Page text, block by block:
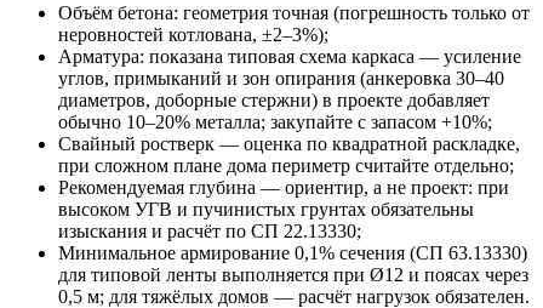
Объём бетона: геометрия точная (погрешность только от
неровностей котлована, ±2–3%);
Арматура: показана типовая схема каркаса — усиление
углов, примыканий и зон опирания (анкеровка 30–40
диаметров, доборные стержни) в проекте добавляет
обычно 10–20% металла; закупайте с запасом +10%;
Свайный ростверк — оценка по квадратной раскладке,
при сложном плане дома периметр считайте отдельно;
Рекомендуемая глубина — ориентир, а не проект: при
высоком УГВ и пучинистых грунтах обязательны
изыскания и расчёт по СП 22.13330;
Минимальное армирование 0,1% сечения (СП 63.13330)
для типовой ленты выполняется при Ø12 и поясах через
0,5 м; для тяжёлых домов — расчёт нагрузок обязателен.